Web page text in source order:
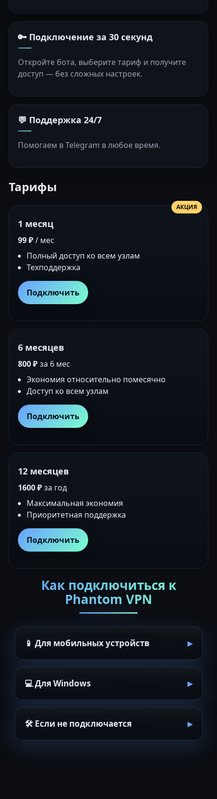
🔑 Подключение за 30 секунд
Откройте бота, выберите тариф и получите
доступ — без сложных настроек.
💬 Поддержка 24/7
Помогаем в Telegram в любое время.
Тарифы
АКЦИЯ
1 месяц
99 ₽/ мес
Полный доступ ко всем узлам
Техподдержка
Подключить
6 месяцев
800 ₽за 6 мес
Экономия относительно помесячно
Доступ ко всем узлам
Подключить
12 месяцев
1600 ₽за год
Максимальная экономия
Приоритетная поддержка
Подключить
Как подключиться к
Phantom VPN
📱 Для мобильных устройств
💻 Для Windows
🛠 Если не подключается